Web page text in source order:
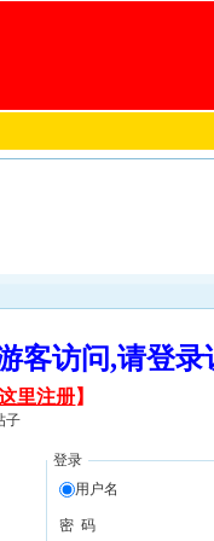
客访问,请登
里注册】
子
登录
用户名
密 码